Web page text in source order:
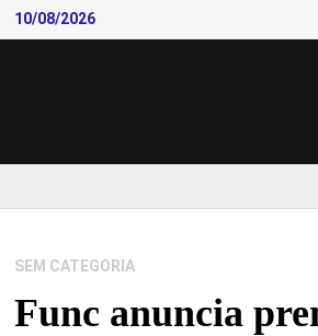
Skip
to
10/08/2026
SEM CATEGORIA
Func anuncia